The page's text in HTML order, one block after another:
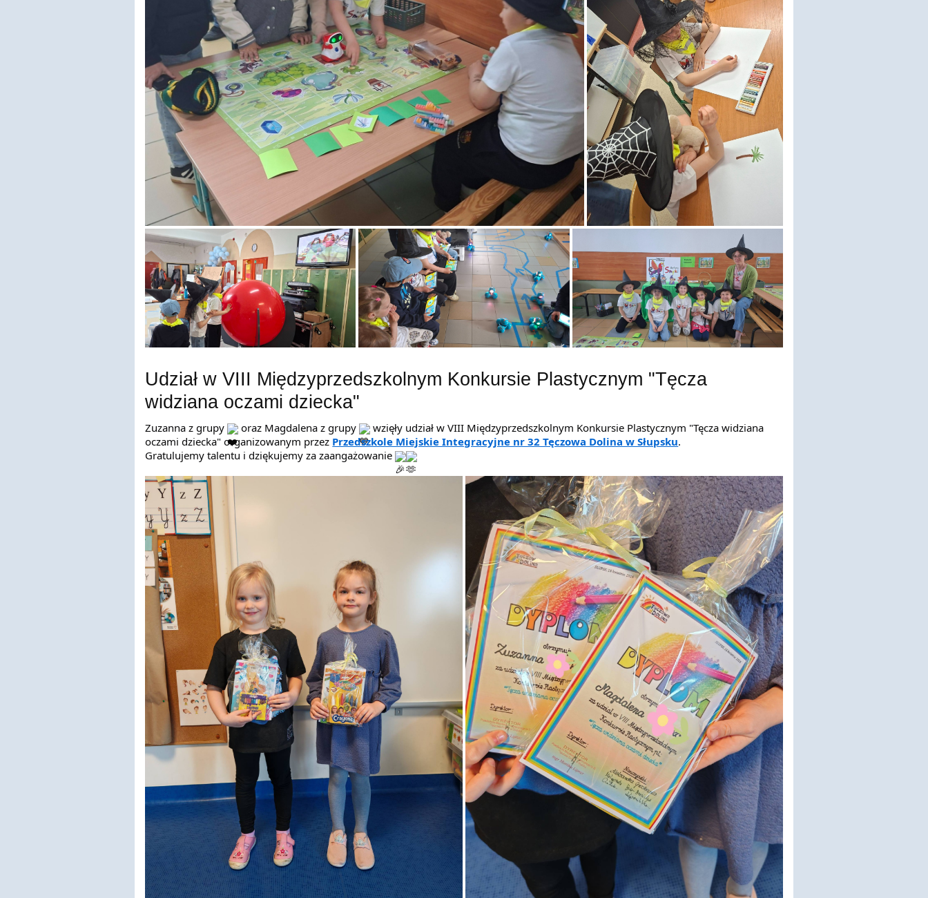
Udział w VIII Międzyprzedszkolnym Konkursie Plastycznym "Tęcza
widziana oczami dziecka"
Zuzanna z grupy oraz Magdalena z grupy
wzięły udział w VIII Międzyprzedszkolnym Konkursie Plastycznym "Tęcza widziana
oczami dziecka" organizowanym przez Przedszkole Miejskie Integracyjne nr 32 Tęczowa Dolina w Słupsku.
Gratulujemy talentu i dziękujemy za zaangażowanie